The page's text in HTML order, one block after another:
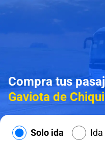
Compra tus
Gaviota de
Solo ida